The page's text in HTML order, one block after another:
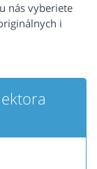
nás vyberiete
i